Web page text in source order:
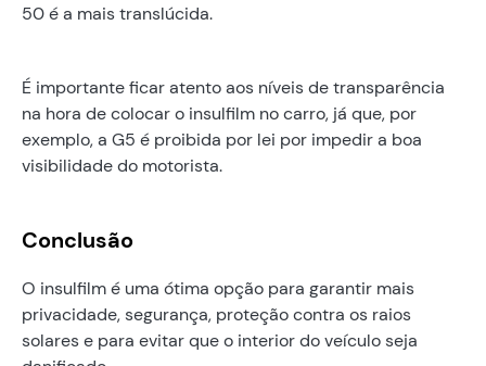
50 é a mais translúcida.
É importante ficar atento aos níveis de transparência
na hora de colocar o insulfilm no carro, já que, por
exemplo, a G5 é proibida por lei por impedir a boa
visibilidade do motorista.
Conclusão
O insulfilm é uma ótima opção para garantir mais
privacidade, segurança, proteção contra os raios
solares e para evitar que o interior do veículo seja